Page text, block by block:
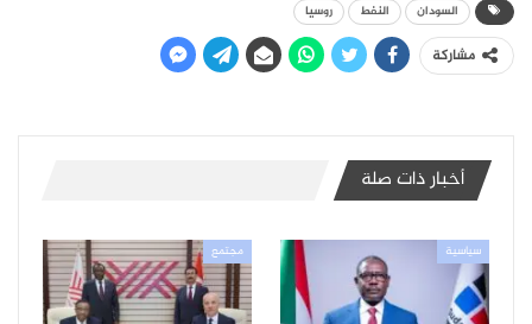
السودان النفط روسيا
مشاركة
أخبار ذات صلة
سياسية مجتمع